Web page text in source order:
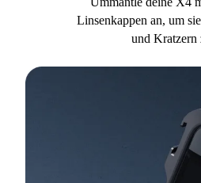
Linsenkappen an, um
und Kratzern